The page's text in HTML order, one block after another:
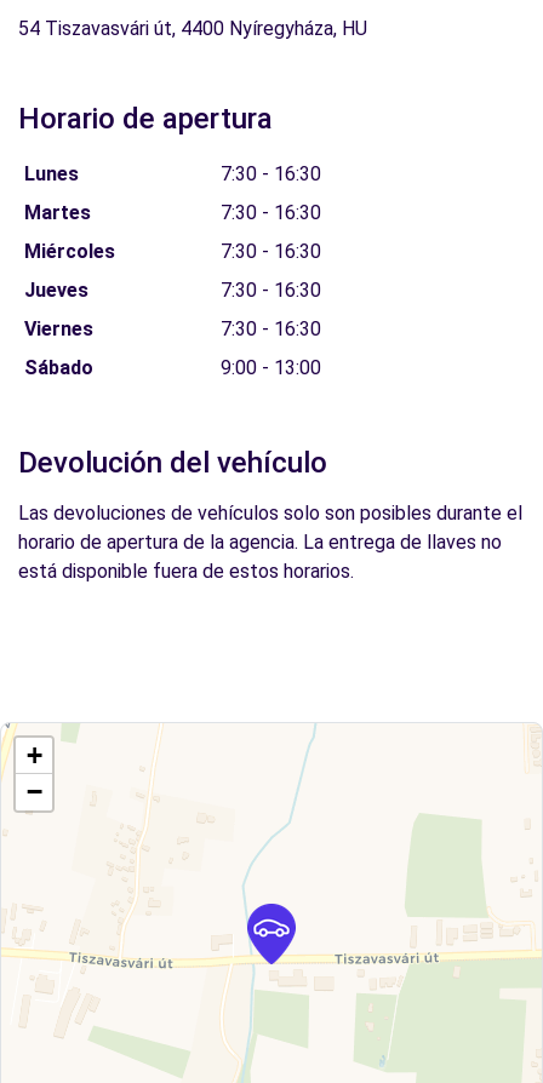
54 Tiszavasvári út, 4400 Nyíregyháza, HU
Horario de apertura
Lunes
7:30 - 16:30
Martes
7:30 - 16:30
Miércoles
7:30 - 16:30
Jueves
7:30 - 16:30
Viernes
7:30 - 16:30
Sábado
9:00 - 13:00
Devolución del vehículo
Las devoluciones de vehículos solo son posibles durante el
horario de apertura de la agencia. La entrega de llaves no
está disponible fuera de estos horarios.
+
−